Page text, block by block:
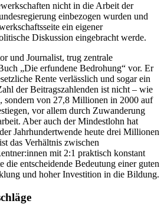
nicht in die Arbeit der
einbezogen wurden und
ein eigener
Diskussion eingebracht werde.
und Journalist, trug zentrale
„Die erfundene Bedrohung“ vor. Er
Rente verlässlich und sogar ein
der Beitragszahlenden ist nicht – wie
sondern von 27,8 Millionen in 2000 auf
vor allem durch Zuwanderung
Aber auch der Mindestlohn hat
Jahrhundertwende heute drei Millionen
das Verhältnis zwischen
mit 2:1 praktisch konstant
die entscheidende Bedeutung einer guten
und hoher Investition in die Bildung.